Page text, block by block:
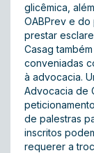
glicêmica,
OABPrev e do
prestar
Casag
conveniadas
à advocacia.
Advocacia de
de palestras
inscritos
requerer a